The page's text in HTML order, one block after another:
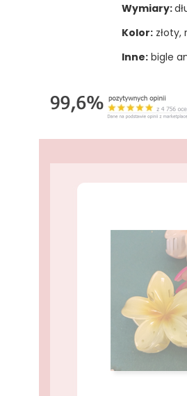
Wymiary:
Kolor:złoty,
Inne:bigle